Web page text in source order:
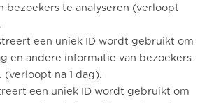
bezoekers te analyseren (verloopt
een uniek ID wordt gebruikt om
en andere informatie van bezoekers
(verloopt na 1 dag).
een uniek ID wordt gebruikt om